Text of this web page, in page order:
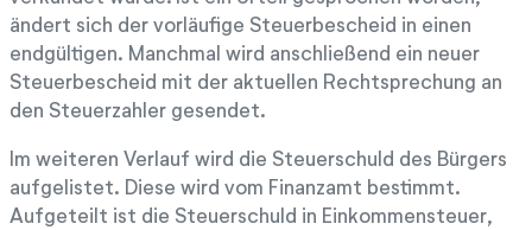
ändert sich der vorläufige Steuerbescheid in einen
endgültigen. Manchmal wird anschließend ein neuer
Steuerbescheid mit der aktuellen Rechtsprechung an
den Steuerzahler gesendet.
Im weiteren Verlauf wird die Steuerschuld des Bürgers
aufgelistet. Diese wird vom Finanzamt bestimmt.
Aufgeteilt ist die Steuerschuld in Einkommensteuer,